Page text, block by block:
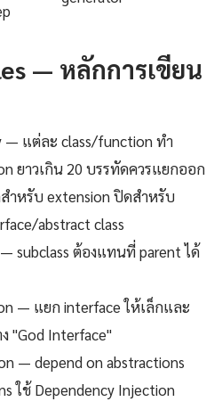
— หลักการเขียน
— แต่ละ class/function ทำ
ยาวเกิน 20 บรรทัดควรแยกออก
ำหรับ extension ปิดสำหรับ
abstract class
subclass ต้องแทนที่ parent ได้
— แยก interface ให้เล็กและ
ง "God Interface"
— depend on abstractions
ใช้ Dependency Injection